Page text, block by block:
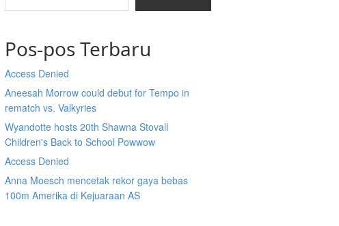
Pos-pos Terbaru
Access Denied
Aneesah Morrow could debut for Tempo in
rematch vs. Valkyries
Wyandotte hosts 20th Shawna Stovall
Children's Back to School Powwow
Access Denied
Anna Moesch mencetak rekor gaya bebas
100m Amerika di Kejuaraan AS